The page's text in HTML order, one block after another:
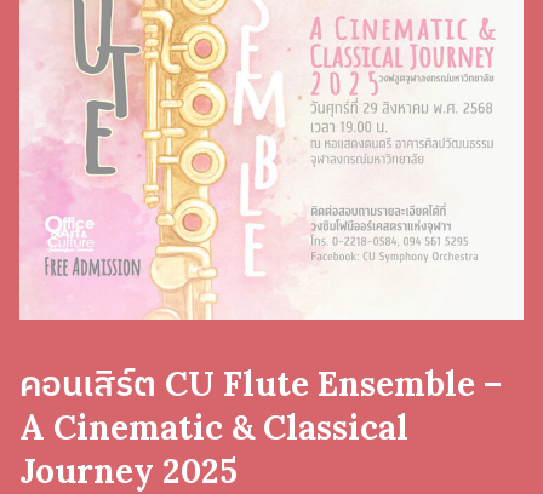
คอนเสิร์ต CU Flute Ensemble –
A Cinematic & Classical
Journey 2025